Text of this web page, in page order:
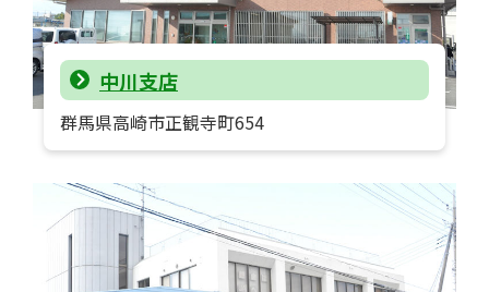
中川支店
群馬県高崎市正観寺町654